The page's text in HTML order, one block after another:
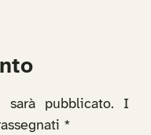
pubblicato.
I
*